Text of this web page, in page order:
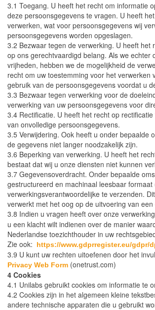
3.1 Toegang. U heeft het recht om informatie
deze persoonsgegevens te vragen. U heeft
verwerken, wat voor persoonsgegevens wij
persoonsgegevens worden opgeslagen.
3.2 Bezwaar tegen de verwerking. U heeft
op ons gerechtvaardigd belang. Als we
vrijheden, hebben we de mogelijkheid de
recht om uw toestemming voor het
gebruik van de persoonsgegevens voordat u
3.3 Bezwaar tegen verwerking voor de
verwerking van uw persoonsgegevens voor
3.4 Rectificatie. U heeft het recht op
van onvolledige persoonsgegevens.
3.5 Verwijdering. Ook heeft u onder bepaalde
de gegevens niet langer noodzakelijk zijn.
3.6 Beperking van verwerking. U heeft het
bestaat dat wij u onze diensten niet kunnen
3.7 Gegevensoverdracht. Onder bepaalde
gestructureerd en machinaal leesbaar
verwerkingsverantwoordelijke te verzenden.
verwerkt met het oog op de uitvoering van
3.8 Indien u vragen heeft over onze
u een klacht wilt indienen over de manier
Nederlandse toezichthouder in uw
Zie ook:
https://www.gdprregister.eu/gdpr/
3.9 U kunt uw rechten uitoefenen door het
Privacy Web Form (onetrust.com)
4 Cookies
4.1 Unilabs gebruikt cookies om informatie te
4.2 Cookies zijn in het algemeen kleine
andere technische apparaten die u gebruikt